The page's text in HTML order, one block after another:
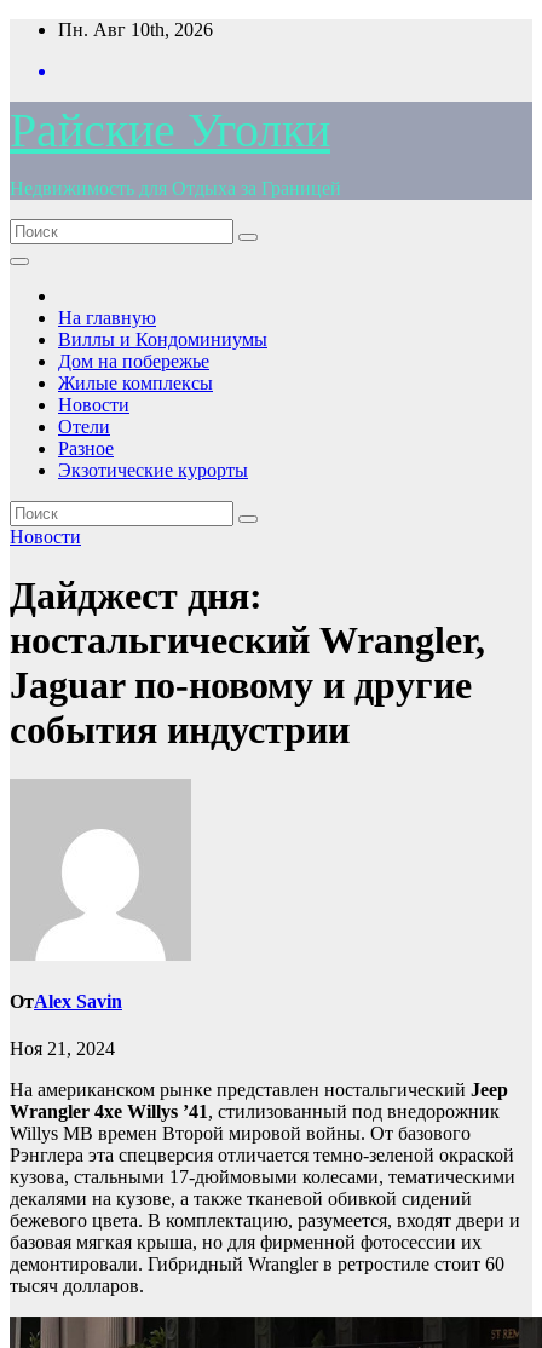
Перейти
содержимому
Пн. Авг 10th, 2026
Райские Уголки
Недвижимость для Отдыха за Границей
На главную
Виллы и Кондоминиумы
Дом на побережье
Жилые комплексы
Новости
Отели
Разное
Экзотические курорты
Новости
Дайджест дня:
ностальгический Wrangler,
Jaguar по-новому и другие
события индустрии
ОтAlex Savin
Ноя 21, 2024
На американском рынке представлен ностальгический Jeep
Wrangler 4xe Willys ’41, стилизованный под внедорожник
Willys MB времен Второй мировой войны. От базового
Рэнглера эта спецверсия отличается темно-зеленой окраской
кузова, стальными 17-дюймовыми колесами, тематическими
декалями на кузове, а также тканевой обивкой сидений
бежевого цвета. В комплектацию, разумеется, входят двери и
базовая мягкая крыша, но для фирменной фотосессии их
демонтировали. Гибридный Wrangler в ретростиле стоит 60
тысяч долларов.